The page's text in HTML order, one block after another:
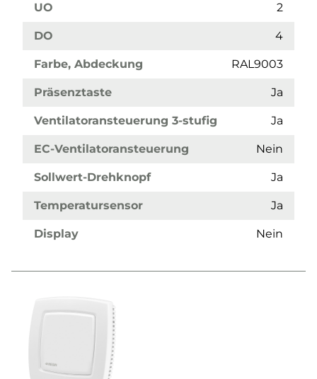
UO 2
DO 4
Farbe, Abdeckung RAL9003
Präsenztaste Ja
Ventilatoransteuerung 3-stufig Ja
EC-Ventilatoransteuerung Nein
Sollwert-Drehknopf Ja
Temperatursensor Ja
Display Nein